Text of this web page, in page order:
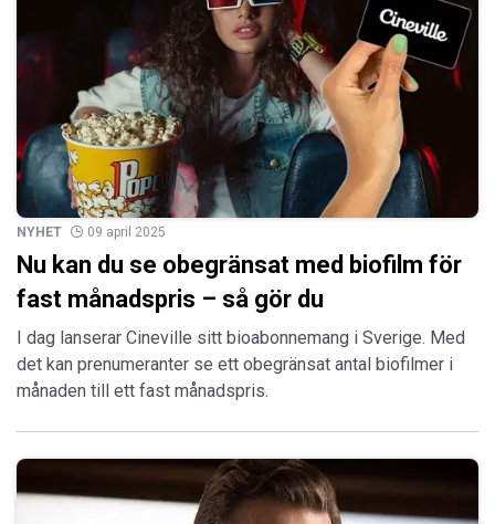
NYHET 09 april 2025
Nu kan du se obegränsat med biofilm för
fast månadspris – så gör du
I dag lanserar Cineville sitt bioabonnemang i Sverige. Med
det kan prenumeranter se ett obegränsat antal biofilmer i
månaden till ett fast månadspris.